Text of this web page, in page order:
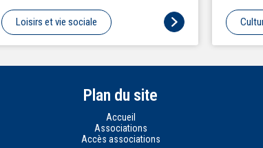
Loisirs et vie sociale
bridge,
sorties,
déco,
Plan du site
Accueil
Associations
Accès associations